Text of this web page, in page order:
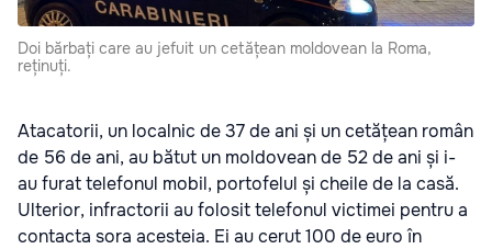
Doi bărbați care au jefuit un cetățean moldovean la Roma,
reținuți.
Atacatorii, un localnic de 37 de ani și un cetățean român
de 56 de ani, au bătut un moldovean de 52 de ani și i-
au furat telefonul mobil, portofelul și cheile de la casă.
Ulterior, infractorii au folosit telefonul victimei pentru a
contacta sora acesteia. Ei au cerut 100 de euro în